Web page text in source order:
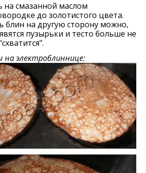
на смазанной маслом
до золотистого цвета.
блин на другую сторону можно,
пузырьки и тeсто большe нe
на электроблиннице: